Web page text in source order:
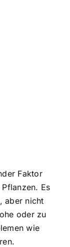
Faktor
Es
aber nicht
oder zu
wie